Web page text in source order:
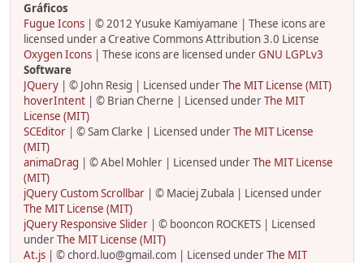
Gráficos
Fugue Icons | © 2012 Yusuke Kamiyamane | These icons are
licensed under a Creative Commons Attribution 3.0 License
Oxygen Icons | These icons are licensed underGNU LGPLv3
Software
JQuery | © John Resig | Licensed underThe MIT License (MIT)
hoverIntent | © Brian Cherne | Licensed underThe MIT
License (MIT)
SCEditor | © Sam Clarke | Licensed underThe MIT License
(MIT)
animaDrag | © Abel Mohler | Licensed underThe MIT License
(MIT)
jQuery Custom Scrollbar | © Maciej Zubala | Licensed under
The MIT License (MIT)
jQuery Responsive Slider | © booncon ROCKETS | Licensed
underThe MIT License (MIT)
At.js | © chord.luo@gmail.com | Licensed underThe MIT